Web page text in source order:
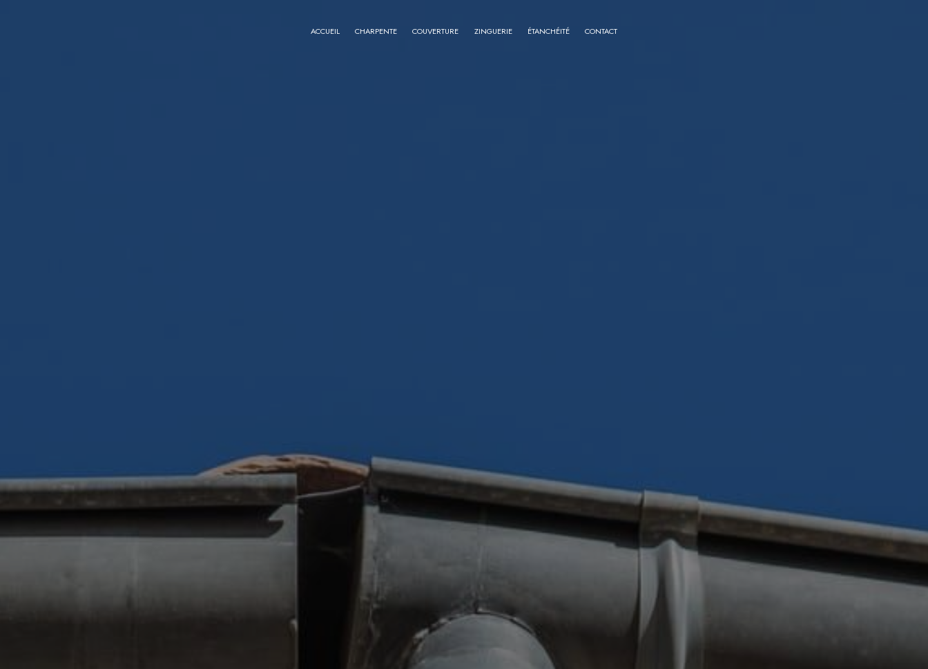
ACCUEIL CHARPENTE COUVERTURE ZINGUERIE ÉTANCHÉITÉ CONTACT